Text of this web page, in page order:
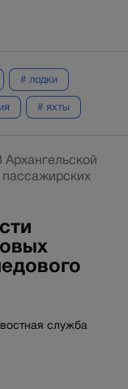
# лодки
# яхты
Архангельской
служба